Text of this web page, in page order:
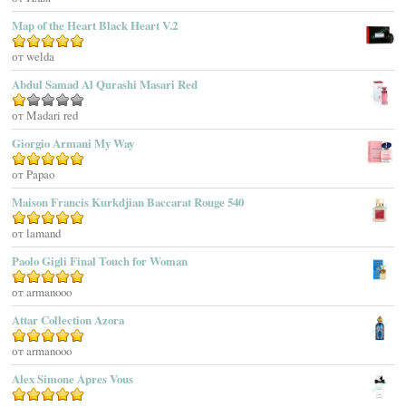
Adidas
Adolfo Dominguez
Adrienne Vittadini
Aedes De Venustas
Aerin Lauder
Aether
Affinessence
Afnan Perfumes
Agatha Ruiz De La Prada
Agatho Parfum
Agent Provocateur
Agnes B
Agonist
Ahjaar
Aigner
Aj Arabia (Widian)
Map of the Heart Black Heart V.2
Оценка5
от welda
Abdul Samad Al Qurashi Masari Red
Оценка
1
из
5
от Madari red
Giorgio Armani My Way
Оценка5
от Papao
Maison Francis Kurkdjian Baccarat Rouge 540
Оценка5из 5
от lamand
Paolo Gigli Final Touch for Woman
Оценка5из 5
от armanooo
Attar Collection Azora
Оценка5из 5
от armanooo
Alex Simone Apres Vous